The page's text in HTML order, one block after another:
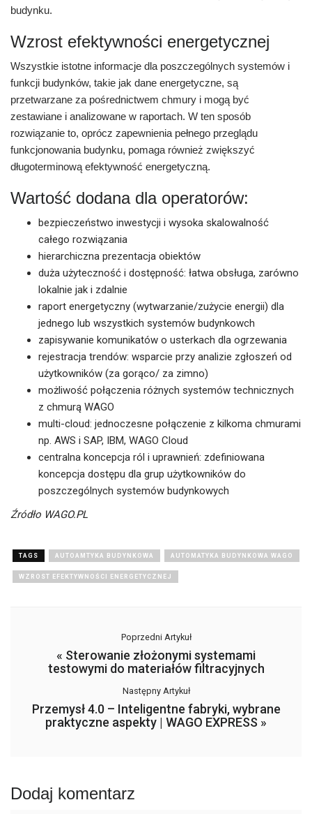
budynku.
Wzrost efektywności energetycznej
Wszystkie istotne informacje dla poszczególnych systemów i
funkcji budynków, takie jak dane energetyczne, są
przetwarzane za pośrednictwem chmury i mogą być
zestawiane i analizowane w raportach. W ten sposób
rozwiązanie to, oprócz zapewnienia pełnego przeglądu
funkcjonowania budynku, pomaga również zwiększyć
długoterminową efektywność energetyczną.
Wartość dodana dla operatorów:
bezpieczeństwo inwestycji i wysoka skalowalność
całego rozwiązania
hierarchiczna prezentacja obiektów
duża użyteczność i dostępność: łatwa obsługa, zarówno
lokalnie jak i zdalnie
raport energetyczny (wytwarzanie/zużycie energii) dla
jednego lub wszystkich systemów budynkowch
zapisywanie komunikatów o usterkach dla ogrzewania
rejestracja trendów: wsparcie przy analizie zgłoszeń od
użytkowników (za gorąco/ za zimno)
możliwość połączenia różnych systemów technicznych
z chmurą WAGO
multi-cloud: jednoczesne połączenie z kilkoma chmurami
np. AWS i SAP, IBM, WAGO Cloud
centralna koncepcja ról i uprawnień: zdefiniowana
koncepcja dostępu dla grup użytkowników do
poszczególnych systemów budynkowych
Źródło WAGO.PL
TAGS AUTOAMTYKA BUDYNKOWA AUTOMATYKA BUDYNKOWA WAGO
WZROST EFEKTYWNOŚCI ENERGETYCZNEJ
Poprzedni Artykuł
« Sterowanie złożonymi systemami
testowymi do materiałów filtracyjnych
Następny Artykuł
Przemysł 4.0 – Inteligentne fabryki, wybrane
praktyczne aspekty | WAGO EXPRESS »
Dodaj komentarz